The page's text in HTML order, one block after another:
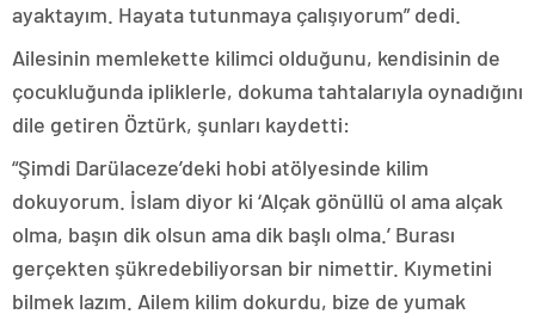
ayaktayım. Hayata tutunmaya çalışıyorum” dedi.
Ailesinin memlekette kilimci olduğunu, kendisinin de
çocukluğunda ipliklerle, dokuma tahtalarıyla oynadığını
dile getiren Öztürk, şunları kaydetti:
“Şimdi Darülaceze’deki hobi atölyesinde kilim
dokuyorum. İslam diyor ki ‘Alçak gönüllü ol ama alçak
olma, başın dik olsun ama dik başlı olma.’ Burası
gerçekten şükredebiliyorsan bir nimettir. Kıymetini
bilmek lazım. Ailem kilim dokurdu, bize de yumak